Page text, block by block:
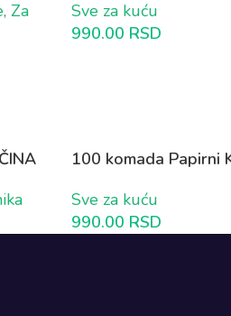
, Za
Sve za kuću
990.00 RSD
100 komada Papirni
Sve za kuću
990.00 RSD